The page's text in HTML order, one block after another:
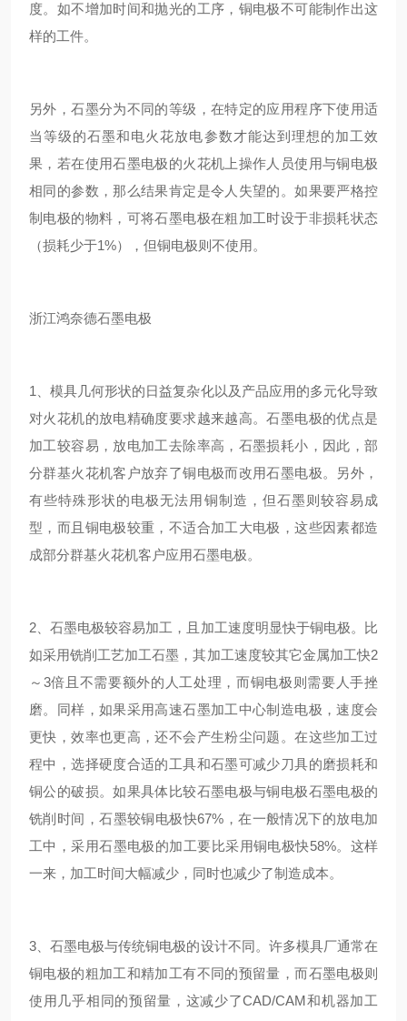
度。如不增加时间和抛光的工序，铜电极不可能制作出这
样的工件。
另外，石墨分为不同的等级，在特定的应用程序下使用适
当等级的石墨和电火花放电参数才能达到理想的加工效
果，若在使用石墨电极的火花机上操作人员使用与铜电极
相同的参数，那么结果肯定是令人失望的。如果要严格控
制电极的物料，可将石墨电极在粗加工时设于非损耗状态
（损耗少于1%），但铜电极则不使用。
浙江鸿奈德石墨电极
1、模具几何形状的日益复杂化以及产品应用的多元化导致
对火花机的放电精确度要求越来越高。石墨电极的优点是
加工较容易，放电加工去除率高，石墨损耗小，因此，部
分群基火花机客户放弃了铜电极而改用石墨电极。另外，
有些特殊形状的电极无法用铜制造，但石墨则较容易成
型，而且铜电极较重，不适合加工大电极，这些因素都造
成部分群基火花机客户应用石墨电极。
2、石墨电极较容易加工，且加工速度明显快于铜电极。比
如采用铣削工艺加工石墨，其加工速度较其它金属加工快2
～3倍且不需要额外的人工处理，而铜电极则需要人手挫
磨。同样，如果采用高速石墨加工中心制造电极，速度会
更快，效率也更高，还不会产生粉尘问题。在这些加工过
程中，选择硬度合适的工具和石墨可减少刀具的磨损耗和
铜公的破损。如果具体比较石墨电极与铜电极石墨电极的
铣削时间，石墨较铜电极快67%，在一般情况下的放电加
工中，采用石墨电极的加工要比采用铜电极快58%。这样
一来，加工时间大幅减少，同时也减少了制造成本。
3、石墨电极与传统铜电极的设计不同。许多模具厂通常在
铜电极的粗加工和精加工有不同的预留量，而石墨电极则
使用几乎相同的预留量，这减少了CAD/CAM和机器加工